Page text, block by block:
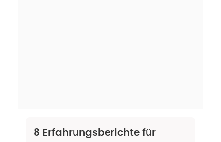
8 Erfahrungsberichte für